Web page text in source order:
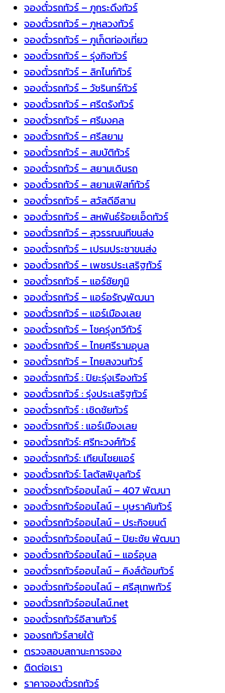
จองตั๋วรถทัวร์ – ภูกระดึงทัวร์
จองตั๋วรถทัวร์ – ภูหลวงทัวร์
จองตั๋วรถทัวร์ – ภูเก็ตท่องเที่ยว
จองตั๋วรถทัวร์ – รุ่งกิจทัวร์
จองตั๋วรถทัวร์ – ลิกไนท์ทัวร์
จองตั๋วรถทัวร์ – วัชรินทร์ทัวร์
จองตั๋วรถทัวร์ – ศรีตรังทัวร์
จองตั๋วรถทัวร์ – ศรีมงคล
จองตั๋วรถทัวร์ – ศรีสยาม
จองตั๋วรถทัวร์ – สมบัติทัวร์
จองตั๋วรถทัวร์ – สยามเดินรถ
จองตั๋วรถทัวร์ – สยามเฟิสท์ทัวร์
จองตั๋วรถทัวร์ – สวัสดีอีสาน
จองตั๋วรถทัวร์ – สหพันธ์ร้อยเอ็ดทัวร์
จองตั๋วรถทัวร์ – สุวรรณนทีขนส่ง
จองตั๋วรถทัวร์ – เปรมประชาขนส่ง
จองตั๋วรถทัวร์ – เพชรประเสริฐทัวร์
จองตั๋วรถทัวร์ – แอร์ชัยภูมิ
จองตั๋วรถทัวร์ – แอร์อรัญพัฒนา
จองตั๋วรถทัวร์ – แอร์เมืองเลย
จองตั๋วรถทัวร์ – โชครุ่งทวีทัวร์
จองตั๋วรถทัวร์ – ไทยศรีรามอุบล
จองตั๋วรถทัวร์ – ไทยสงวนทัวร์
จองตั๋วรถทัวร์ : ปิยะรุ่งเรืองทัวร์
จองตั๋วรถทัวร์ : รุ่งประเสริฐทัวร์
จองตั๋วรถทัวร์ : เชิดชัยทัวร์
จองตั๋วรถทัวร์ : แอร์เมืองเลย
จองตั๋วรถทัวร์: ศรีทะวงศ์ทัวร์
จองตั๋วรถทัวร์: เทียนไชยแอร์
จองตั๋วรถทัวร์: โลตัสพิบูลทัวร์
จองตั๋วรถทัวร์ออนไลน์ – 407 พัฒนา
จองตั๋วรถทัวร์ออนไลน์ – บุษราคัมทัวร์
จองตั๋วรถทัวร์ออนไลน์ – ประกิจยนต์
จองตั๋วรถทัวร์ออนไลน์ – ปิยะชัย พัฒนา
จองตั๋วรถทัวร์ออนไลน์ – แอร์อุบล
จองตั๋วรถทัวร์ออนไลน์ – คิงส์ด้อมทัวร์
จองตั๋วรถทัวร์ออนไลน์ – ศรีสุเทพทัวร์
จองตั๋วรถทัวร์ออนไลน์.net
จองตั๋วรถทัวร์อีสานทัวร์
จองรถทัวร์สายใต้
ตรวจสอบสถานะการจอง
ติดต่อเรา
ราคาจองตั๋วรถทัวร์